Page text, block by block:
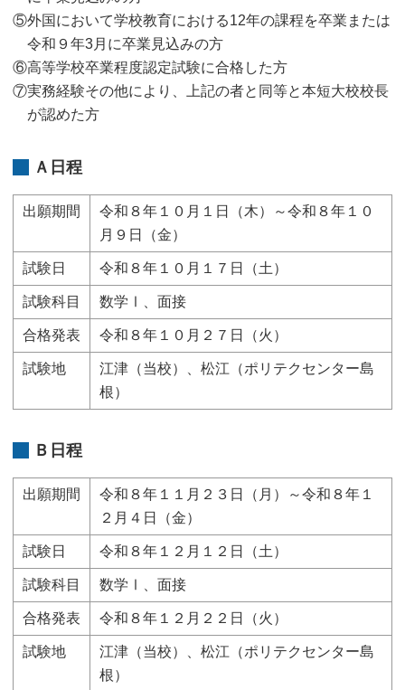
⑤外国において学校教育における12年の課程を卒業または
令和９年3月に卒業見込みの方
⑥高等学校卒業程度認定試験に合格した方
⑦実務経験その他により、上記の者と同等と本短大校校長
が認めた方
Ａ日程
出願期間
令和８年１０月１日（木）～令和８年１０
月９日（金）
試験日 令和８年１０月１７日（土）
試験科目 数学Ⅰ、面接
合格発表 令和８年１０月２７日（火）
試験地
江津（当校）、松江（ポリテクセンター島
根）
Ｂ日程
出願期間
令和８年１１月２３日（月）～令和８年１
２月４日（金）
試験日 令和８年１２月１２日（土）
試験科目 数学Ⅰ、面接
合格発表 令和８年１２月２２日（火）
試験地
江津（当校）、松江（ポリテクセンター島
根）